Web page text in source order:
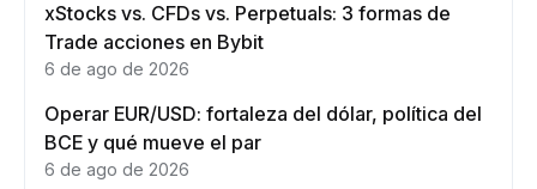
xStocks vs. CFDs vs. Perpetuals: 3 formas de
Trade acciones en Bybit
6 de ago de 2026
Operar EUR/USD: fortaleza del dólar, política del
BCE y qué mueve el par
6 de ago de 2026